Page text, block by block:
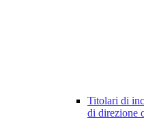
Titolari di
di direzione